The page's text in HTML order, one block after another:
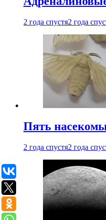
2 года спустя2 года
Пять
2 года спустя2 года